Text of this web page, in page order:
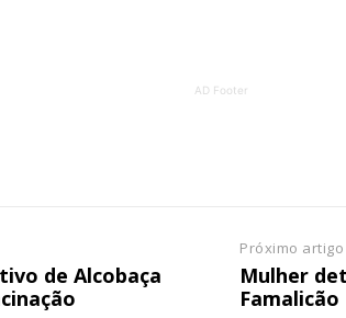
AD Footer
de Alcobaça
Próximo artigo
Mulher
Famalicão